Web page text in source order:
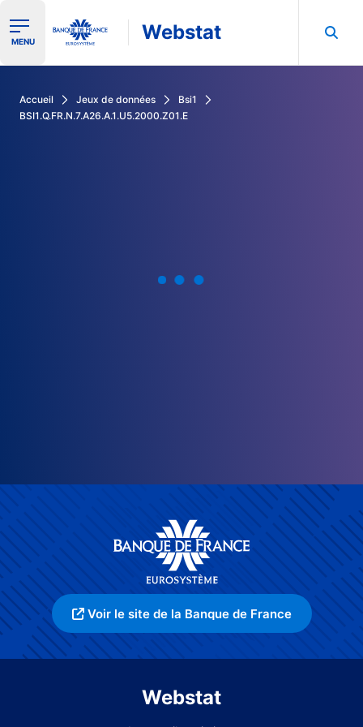
Ouvrir le menu de navigation
MENU Webstat
Accueil Jeux de données
Bsi1
BSI1.Q.FR.N.7.A26.A.1.U5.2000.Z01.E
Voir le site de la Banque de France
Webstat